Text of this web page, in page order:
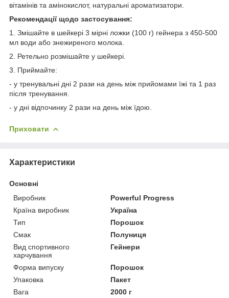
вітамінів та амінокислот, натуральні ароматизатори.
Рекомендації щодо застосування:
1. Змішайте в шейкері 3 мірні ложки (100 г) гейнера з 450-500
мл води або знежиреного молока.
2. Ретельно розмішайте у шейкері.
3. Приймайте:
- у тренувальні дні 2 рази на день між прийомами їжі та 1 раз
після тренування.
- у дні відпочинку 2 рази на день між їдою.
Приховати
Характеристики
Основні
Виробник
Powerful Progress
Країна виробник
Україна
Тип
Порошок
Смак
Полуниця
Вид спортивного
харчування
Гейнери
Форма випуску
Порошок
Упаковка
Пакет
Вага
2000 г